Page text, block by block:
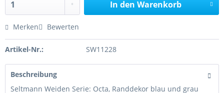
In den Warenkorb
Merken Bewerten
Artikel-Nr.: SW11228
Beschreibung
Seltmann Weiden Serie: Octa, Randdekor blau und grau